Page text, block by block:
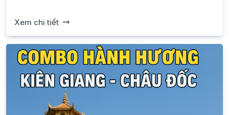
Xem chi tiết